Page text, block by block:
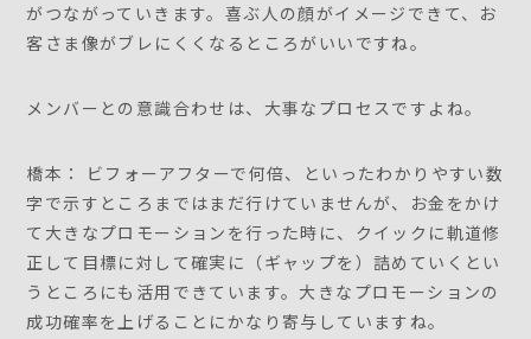
がつながっていきます。喜ぶ人の顔がイメージできて、お
客さま像がブレにくくなるところがいいですね。
メンバーとの意識合わせは、大事なプロセスですよね。
橋本： ビフォーアフターで何倍、といったわかりやすい数
字で示すところまではまだ行けていませんが、お金をかけ
て大きなプロモーションを行った時に、クイックに軌道修
正して目標に対して確実に（ギャップを）詰めていくとい
うところにも活用できています。大きなプロモーションの
成功確率を上げることにかなり寄与していますね。